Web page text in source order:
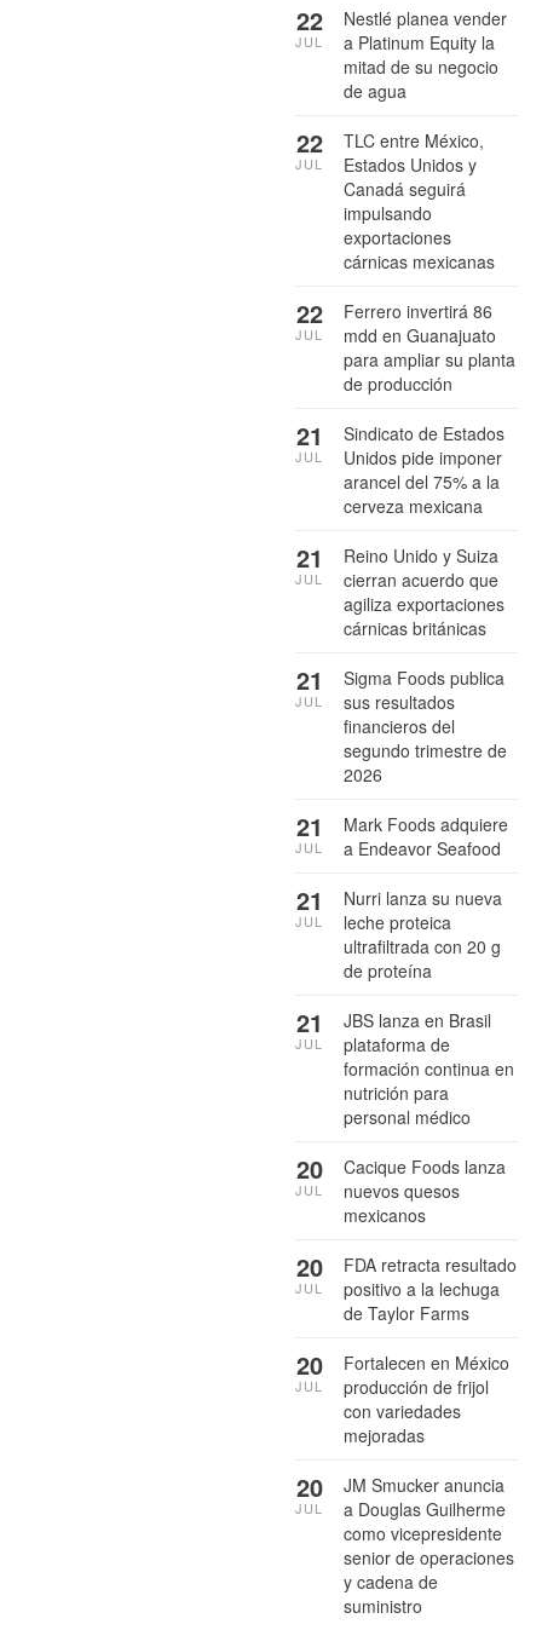
Nestlé planea vender
a Platinum Equity la
mitad de su negocio
de agua
22
JUL
TLC entre México,
Estados Unidos y
Canadá seguirá
impulsando
exportaciones
cárnicas mexicanas
22
JUL
Ferrero invertirá 86
mdd en Guanajuato
para ampliar su planta
de producción
22
JUL
Sindicato de Estados
Unidos pide imponer
arancel del 75% a la
cerveza mexicana
21
JUL
Reino Unido y Suiza
cierran acuerdo que
agiliza exportaciones
cárnicas británicas
21
JUL
Sigma Foods publica
sus resultados
financieros del
segundo trimestre de
2026
21
JUL
Mark Foods adquiere
a Endeavor Seafood
21
JUL
Nurri lanza su nueva
leche proteica
ultrafiltrada con 20 g
de proteína
21
JUL
JBS lanza en Brasil
plataforma de
formación continua en
nutrición para
personal médico
21
JUL
Cacique Foods lanza
nuevos quesos
mexicanos
20
JUL
FDA retracta resultado
positivo a la lechuga
de Taylor Farms
20
JUL
Fortalecen en México
producción de frijol
con variedades
mejoradas
20
JUL
JM Smucker anuncia
a Douglas Guilherme
como vicepresidente
senior de operaciones
y cadena de
suministro
20
JUL